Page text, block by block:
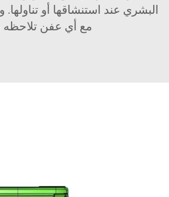
البشري عند استنشاقها أو
مع أي عفن